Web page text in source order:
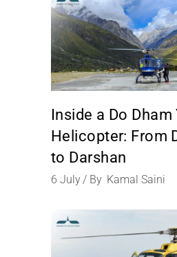
Inside a Do Dham
Helicopter: From
to Darshan
6 July By Kamal Saini